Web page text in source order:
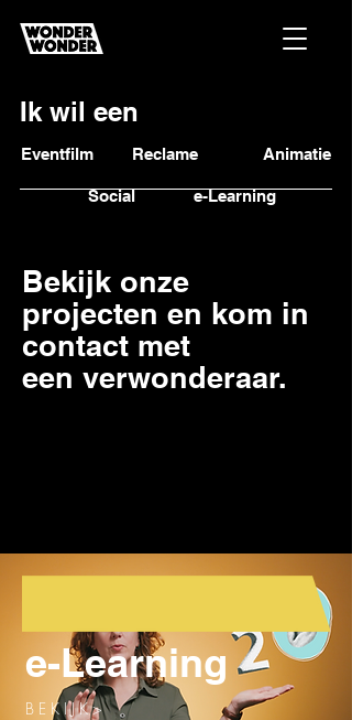
Ik wil een
Eventfilm
e-Learning
Animatie
Social
Reclame
Bekijk onze
projecten en kom in
contact met
een verwonderaar.
e-Learning
B E K I J K >